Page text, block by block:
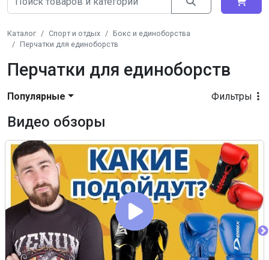
Каталог Спорт и отдых
Бокс и единоборства
Перчатки для единоборств
Перчатки для единоборств
Фильтры
Популярные
Видео обзоры